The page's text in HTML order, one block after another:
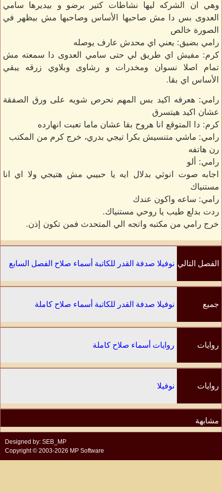
وهي ان الشركه ليها نشاطات كتير برضو و بيديرها سامي
العدوى بس دا مش صاحبها الأساس وصاحبها مش بيظهر في
الصورة خالص
رامي بضيق: يعني اي محدش عارف يوصله
كرم: مفيش اي طريق لي حتى سامي العدوى دا سمعته مش
تمام اصلا نسوان ومخدرات و رشاوى وبلاوي زرقه يبقي
الأساس اي بقا.
رامي: هعرفه اكيد بس المهم نحرص شويه على ورق الصفقة
عشان اكيد هيتسرق
كرم: دا المتوقع انا هروح بقا عشان ماما تعبت انهارده
رامي: ماشي متنسيش بكرا تيجي بدري، خرج كرم من المكتب
رن هاتفه
رامي: ألو
اجابه صوت انوثي بدلال ايه يا حبيبي مش هتيجي ولا اي انا
مستنياك
رامي: ساعه واكون عندك
ردت بدلع طيب يا روحي مستنياك.
خرج رامي من مكتبه واتجه الي المتحدث فمن تكون إذن.
الفصل التالي نوفيلا صدفة القدر للكاتبة أسماء صلاح الفصل السابع
جميع نوفيلا صدفة القدر للكاتبة أسماء صلاح كاملة
روايات روايات أسماء صلاح كاملة
روايات
مشابهة
نوفيلا
Designed by: SEB_MP
Copyright © 2003-2026 MP Software